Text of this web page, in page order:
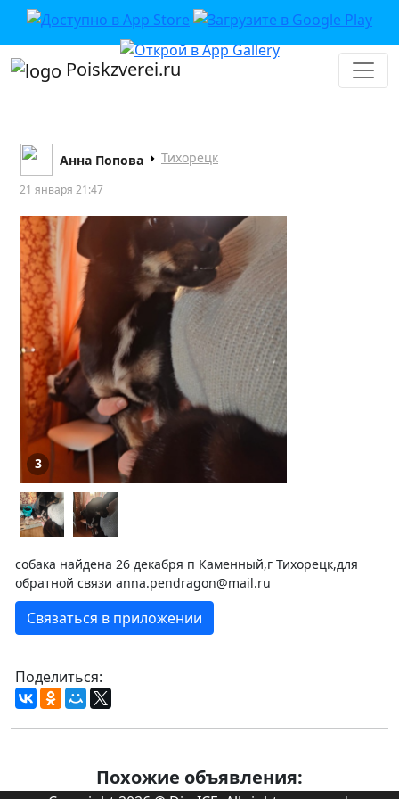
Poiskzverei.ru
Анна Попова Тихорецк
21 января 21:47
3
собака найдена 26 декабря п Каменный,г Тихорецк,для
обратной связи anna.pendragon@mail.ru
Связаться в приложении
Поделиться:
Похожие объявления: